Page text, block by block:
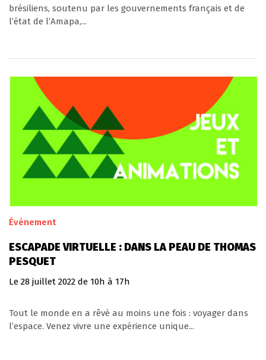
brésiliens, soutenu par les gouvernements français et de
l’état de l’Amapa,...
Événement
ESCAPADE VIRTUELLE : DANS LA PEAU DE THOMAS
PESQUET
Le 28 juillet 2022 de 10h à 17h
Tout le monde en a rêvé au moins une fois : voyager dans
l’espace. Venez vivre une expérience unique...